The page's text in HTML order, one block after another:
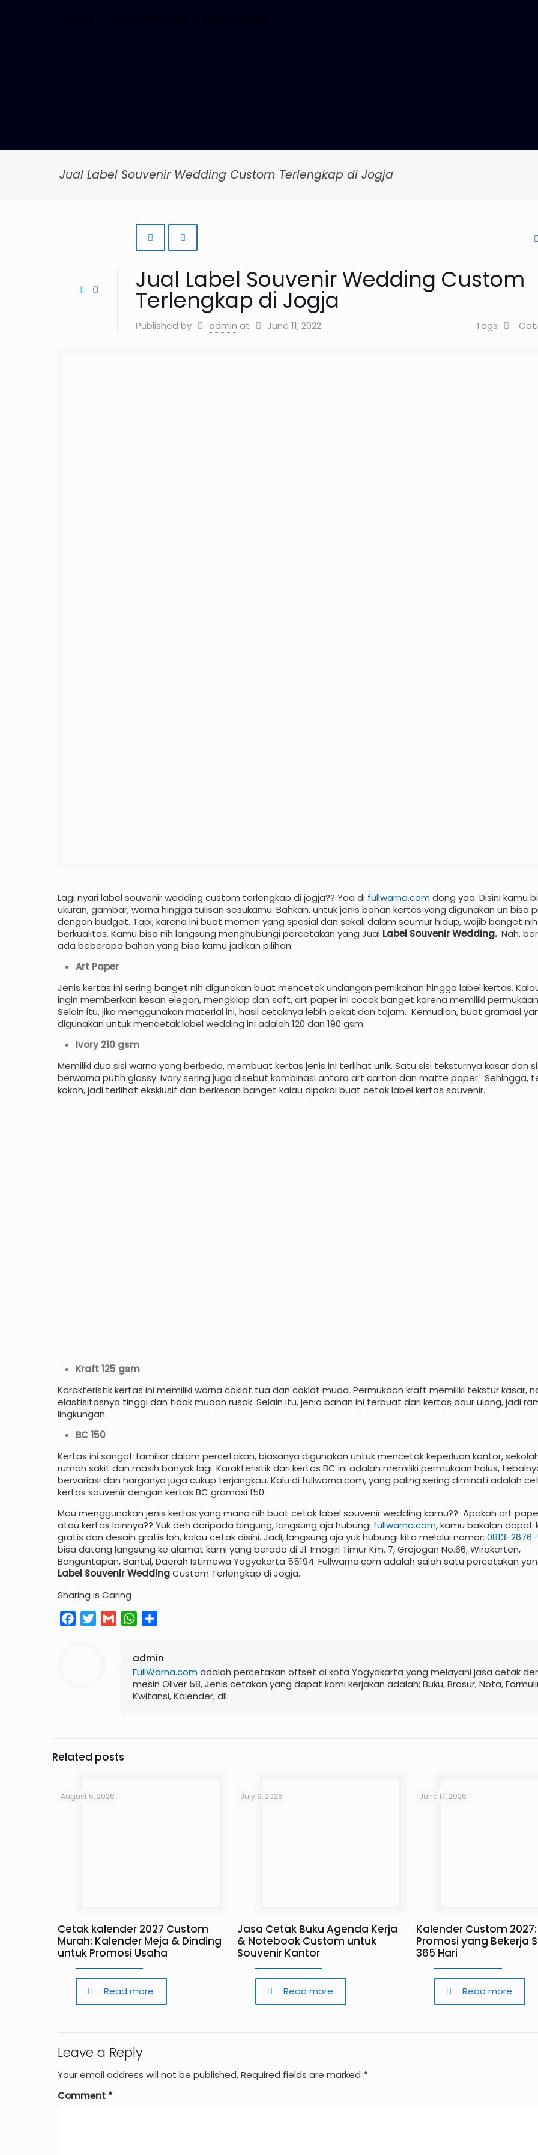
HotLine: 0274-439-6759 081326765758
Jual Label Souvenir Wedding Custom Terlengkap di Jogja
0 Jual Label Souvenir Wedding Custom
Terlengkap di Jogja
Published by admin at June 11, 2022 Tags
Lagi nyari label souvenir wedding custom terlengkap di jogja?? Yaa di fullwarna.comdong yaa. Disini kamu
ukuran, gambar, warna hingga tulisan sesukamu. Bahkan, untuk jenis bahan kertas yang digunakan un bisa
dengan budget. Tapi, karena ini buat momen yang spesial dan sekali dalam seumur hidup, wajib banget
berkualitas. Kamu bisa nih langsung menghubungi percetakan yang Jual Label Souvenir Wedding.Nah,
ada beberapa bahan yang bisa kamu jadikan pilihan:
Art Paper
Jenis kertas ini sering banget nih digunakan buat mencetak undangan pernikahan hingga label kertas.
ingin memberikan kesan elegan, mengkilap dan soft, art paper ini cocok banget karena memiliki
Selain itu, jika menggunakan material ini, hasil cetaknya lebih pekat dan tajam. Kemudian, buat gramasi
digunakan untuk mencetak label wedding ini adalah 120 dan 190 gsm.
Ivory 210 gsm
Memiliki dua sisi warna yang berbeda, membuat kertas jenis ini terlihat unik. Satu sisi teksturnya kasar dan
berwarna putih glossy. Ivory sering juga disebut kombinasi antara art carton dan matte paper. Sehingga,
kokoh, jadi terlihat eksklusif dan berkesan banget kalau dipakai buat cetak label kertas souvenir.
Kraft 125 gsm
Karakteristik kertas ini memiliki warna coklat tua dan coklat muda. Permukaan kraft memiliki tekstur kasar,
elastisitasnya tinggi dan tidak mudah rusak. Selain itu, jenia bahan ini terbuat dari kertas daur ulang, jadi
lingkungan.
BC 150
Kertas ini sangat familiar dalam percetakan, biasanya digunakan untuk mencetak keperluan kantor,
rumah sakit dan masih banyak lagi. Karakteristik dari kertas BC ini adalah memiliki permukaan halus,
bervariasi dan harganya juga cukup terjangkau. Kalu di fullwarna.com, yang paling sering diminati adalah
kertas souvenir dengan kertas BC gramasi 150.
Mau menggunakan jenis kertas yang mana nih buat cetak label souvenir wedding kamu?? Apakah art
atau kertas lainnya?? Yuk deh daripada bingung, langsung aja hubungi fullwarna.com, kamu bakalan dapat
gratis dan desain gratis loh, kalau cetak disini. Jadi, langsung aja yuk hubungi kita melalui nomor: 0813-
bisa datang langsung ke alamat kami yang berada di Jl. Imogiri Timur Km. 7, Grojogan No.66, Wirokerten,
Banguntapan, Bantul, Daerah Istimewa Yogyakarta 55194. Fullwarna.com adalah salah satu percetakan
Label Souvenir WeddingCustom Terlengkap di Jogja.
Sharing is Caring
FacebookTwitterGmail WhatsApp
admin
FullWarna.comadalah percetakan offset di kota Yogyakarta yang melayani jasa cetak
mesin Oliver 58, Jenis cetakan yang dapat kami kerjakan adalah; Buku, Brosur, Nota,
Kwitansi, Kalender, dll.
Related posts
August 5, 2026
Cetak kalender 2027 Custom
Murah: Kalender Meja & Dinding
untuk Promosi Usaha
Read more
July 9, 2026
Jasa Cetak Buku Agenda Kerja
& Notebook Custom untuk
Souvenir Kantor
Read more
June 17, 2026
Kalender Custom
Promosi yang Bekerja
365 Hari
Read more
Leave a Reply
Your email address will not be published. Required fields are marked *
Comment *